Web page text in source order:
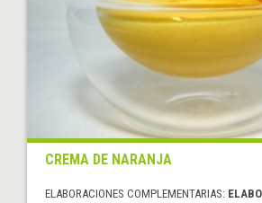
CREMA DE NARANJA
ELABORACIONES COMPLEMENTARIAS: